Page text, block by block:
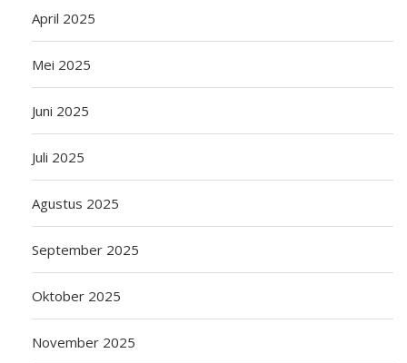
April 2025
Mei 2025
Juni 2025
Juli 2025
Agustus 2025
September 2025
Oktober 2025
November 2025